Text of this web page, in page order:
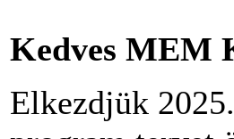
Kedves MEM
Elkezdjük